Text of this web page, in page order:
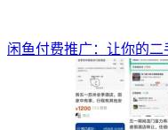
闲鱼付费推广：让你的